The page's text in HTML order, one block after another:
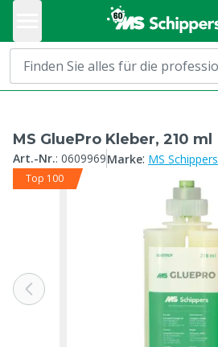
MS GluePro Kleber, 210 ml
Art.-Nr.: 0609969Marke: MS Schippers
Top 100